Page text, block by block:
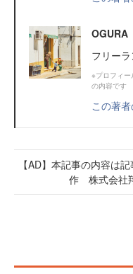
OGURA
フリー
※プロフィー
の内容です
この著
【AD】本記事の内容は
作 株式会社